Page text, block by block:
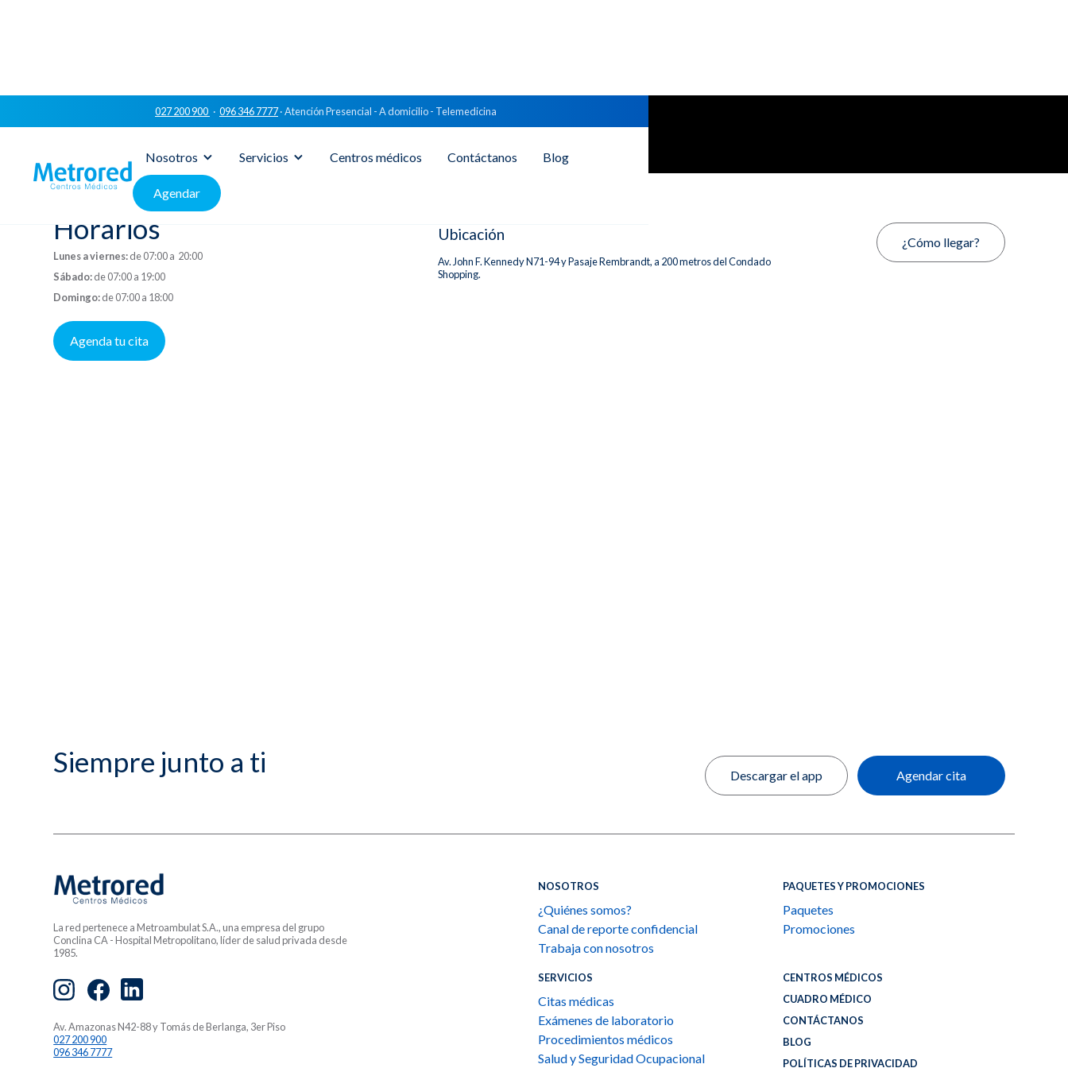
027 200 900 · 096 346 7777· Atención Presencial - A domicilio - Telemedicina
Nosotros Servicios Centros médicos Contáctanos Blog
Agendar
El Condado
Horarios
Lunes a viernes:de 07:00 a 20:00
Sábado:de 07:00 a 19:00
Domingo:de 07:00 a 18:00
Agenda tu cita
Ubicación
Av. John F. Kennedy N71-94 y Pasaje Rembrandt, a 200 metros del Condado
Shopping.
¿Cómo llegar?
Siempre junto a ti Descargar el app Agendar cita
La red pertenece a Metroambulat S.A., una empresa del grupo
Conclina CA - Hospital Metropolitano, líder de salud privada desde
1985.
Av. Amazonas N42-88 y Tomás de Berlanga, 3er Piso
027 200 900
096 346 7777
NOSOTROS
¿Quiénes somos?
Canal de reporte confidencial
Trabaja con nosotros
SERVICIOS
Citas médicas
Exámenes de laboratorio
Procedimientos médicos
Salud y Seguridad Ocupacional
PAQUETES Y PROMOCIONES
Paquetes
Promociones
CENTROS MÉDICOS
CUADRO MÉDICO
CONTÁCTANOS
BLOG
POLÍTICAS DE PRIVACIDAD